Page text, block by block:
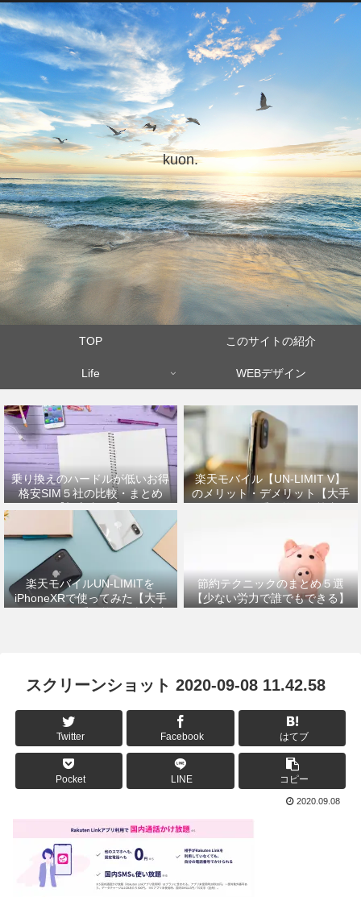
kuon.
TOP このサイトの紹介
Life WEBデザイン
乗り換えのハードルが低いお得
格安SIM５社の比較・まとめ
【初心者OK】
楽天モバイル【UN-LIMIT V】
のメリット・デメリット【大手
楽天モバイルUN-LIMITを
iPhoneXRで使ってみた【大手
キャリアから乗り換えの設定方
節約テクニックのまとめ５選
【少ない労力で誰でもできる】
スクリーンショット 2020-09-08 11.42.58
Twitter Facebook はてブ
Pocket LINE コピー
2020.09.08